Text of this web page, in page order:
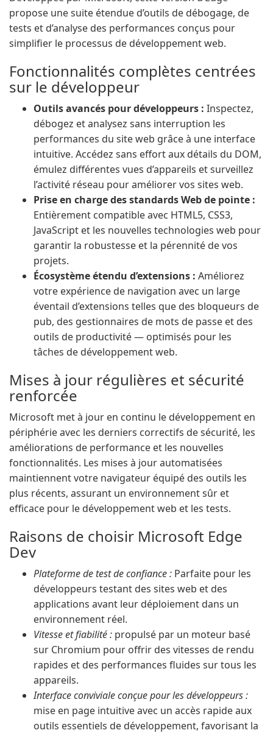
propose une suite étendue d’outils de débogage, de
tests et d’analyse des performances conçus pour
simplifier le processus de développement web.
Fonctionnalités complètes centrées
sur le développeur
Outils avancés pour développeurs : Inspectez,
débogez et analysez sans interruption les
performances du site web grâce à une interface
intuitive. Accédez sans effort aux détails du DOM,
émulez différentes vues d’appareils et surveillez
l’activité réseau pour améliorer vos sites web.
Prise en charge des standards Web de pointe :
Entièrement compatible avec HTML5, CSS3,
JavaScript et les nouvelles technologies web pour
garantir la robustesse et la pérennité de vos
projets.
Écosystème étendu d’extensions : Améliorez
votre expérience de navigation avec un large
éventail d’extensions telles que des bloqueurs de
pub, des gestionnaires de mots de passe et des
outils de productivité — optimisés pour les
tâches de développement web.
Mises à jour régulières et sécurité
renforcée
Microsoft met à jour en continu le développement en
périphérie avec les derniers correctifs de sécurité, les
améliorations de performance et les nouvelles
fonctionnalités. Les mises à jour automatisées
maintiennent votre navigateur équipé des outils les
plus récents, assurant un environnement sûr et
efficace pour le développement web et les tests.
Raisons de choisir Microsoft Edge
Dev
Plateforme de test de confiance : Parfaite pour les
développeurs testant des sites web et des
applications avant leur déploiement dans un
environnement réel.
Vitesse et fiabilité : propulsé par un moteur basé
sur Chromium pour offrir des vitesses de rendu
rapides et des performances fluides sur tous les
appareils.
Interface conviviale conçue pour les développeurs :
mise en page intuitive avec un accès rapide aux
outils essentiels de développement, favorisant la